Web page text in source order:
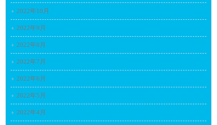
2022年10月
2022年9月
2022年8月
2022年7月
2022年6月
2022年5月
2022年4月